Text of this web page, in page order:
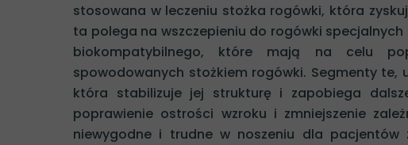
stosowana w leczeniu stożka rogówki, która
ta polega na wszczepieniu do rogówki
biokompatybilnego, które mają na celu
spowodowanych stożkiem rogówki. Segmenty te,
która stabilizuje jej strukturę i zapobiega
poprawienie ostrości wzroku i zmniejszenie
niewygodne i trudne w noszeniu dla pacjentów